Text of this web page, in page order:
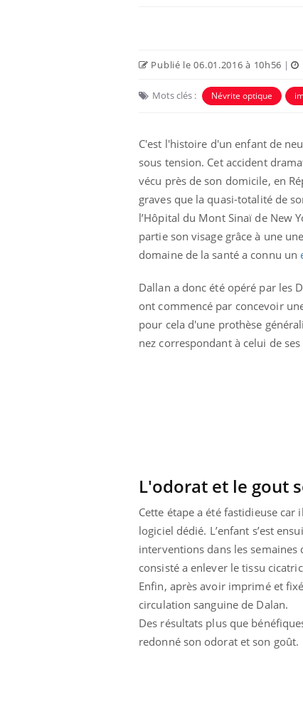
Publié le 06.01.2016 à 10h56 |
Mots clés : Névrite optique
C'est l'histoire d'un enfant de
sous tension. Cet accident
vécu près de son domicile, en
graves que la quasi-totalité de
l’Hôpital du Mont Sinaï de New
partie son visage grâce à une
domaine de la santé a connu un
Dallan a donc été opéré par les
ont commencé par concevoir
pour cela d'une prothèse
nez correspondant à celui de
L'odorat et le gout
Cette étape a été fastidieuse
logiciel dédié. L’enfant s’est
interventions dans les
consisté a enlever le tissu
Enfin, après avoir imprimé et
circulation sanguine de Dalan.
Des résultats plus que
redonné son odorat et son goût.
Mordue par un
barracuda, une petite fille
secourue grâce à un
réflexe essentiel
Légionellose en Suisse :